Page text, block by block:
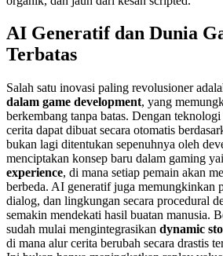
AI Generatif dan Dunia
Terbatas
Salah satu inovasi paling revolusioner
dalam game development, yang
berkembang tanpa batas. Dengan
cerita dapat dibuat secara otomatis
bukan lagi ditentukan sepenuhnya oleh
menciptakan konsep baru dalam gaming
experience, di mana setiap pemain akan
berbeda. AI generatif juga memungkinkan
dialog, dan lingkungan secara procedural
semakin mendekati hasil buatan manusia.
sudah mulai mengintegrasikan dynamic
di mana alur cerita berubah secara drastis